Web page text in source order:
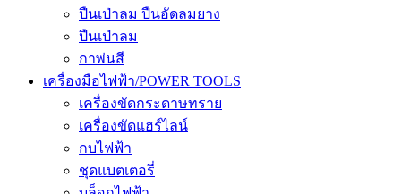
ปืนเป่าลม ปืนอัดลมยาง
ปืนเป่าลม
กาพ่นสี
เครื่องมือไฟฟ้า/POWER TOOLS
เครื่องขัดกระดาษทราย
เครื่องขัดแฮร์ไลน์
กบไฟฟ้า
ชุดแบตเตอรี่